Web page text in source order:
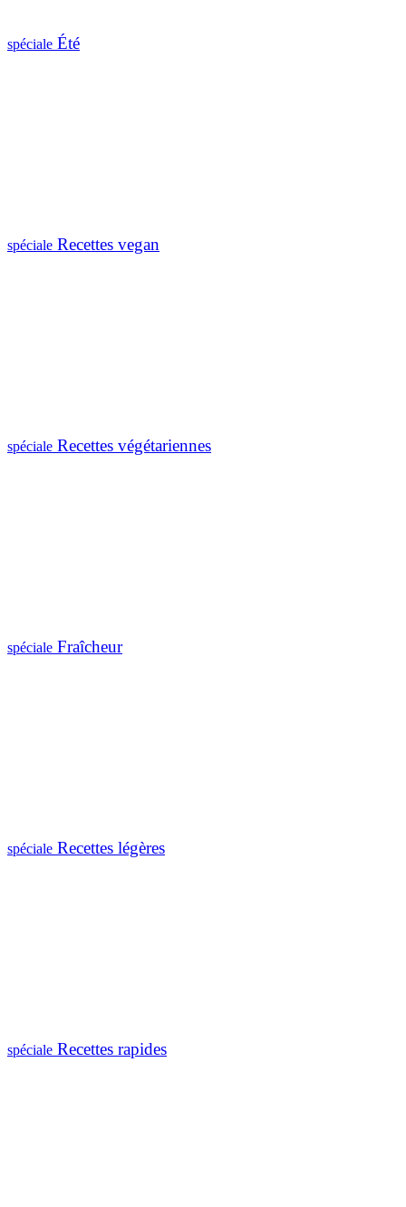
spéciale Été
spéciale Recettes vegan
spéciale Recettes végétariennes
spéciale Fraîcheur
spéciale Recettes légères
spéciale Recettes rapides